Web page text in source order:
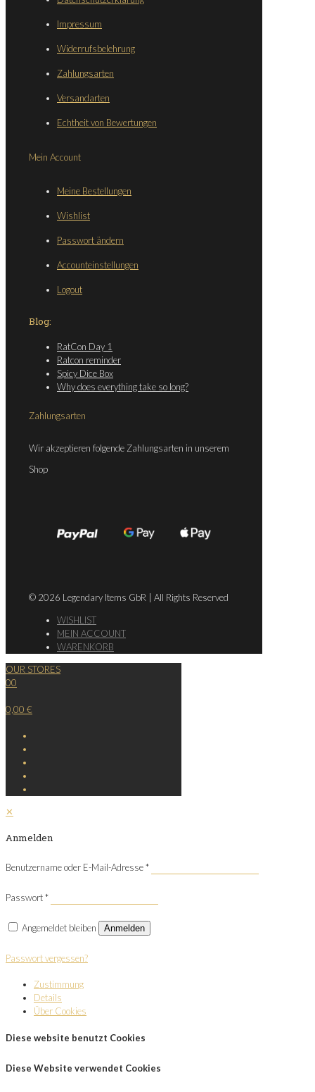
Impressum
Widerrufsbelehrung
Zahlungsarten
Versandarten
Echtheit von Bewertungen
Mein Account
Meine Bestellungen
Wishlist
Passwort ändern
Accounteinstellungen
Logout
Blog:
RatCon Day 1
Ratcon reminder
Spicy Dice Box
Why does everything take so long?
Zahlungsarten
Wir akzeptieren folgende Zahlungsarten in unserem
Shop
© 2026 Legendary Items GbR | All Rights Reserved
WISHLIST
MEIN ACCOUNT
WARENKORB
OUR STORES
00
0,00 €
✕
Anmelden
Benutzername oder E-Mail-Adresse*
Passwort*
Angemeldet bleiben Anmelden
Passwort vergessen?
Zustimmung
Details
Über Cookies
Diese website benutzt Cookies
Diese Website verwendet Cookies